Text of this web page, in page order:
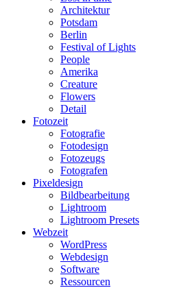
Architektur
Potsdam
Berlin
Festival of Lights
People
Amerika
Creature
Flowers
Detail
Fotozeit
Fotografie
Fotodesign
Fotozeugs
Fotografen
Pixeldesign
Bildbearbeitung
Lightroom
Lightroom Presets
Webzeit
WordPress
Webdesign
Software
Ressourcen